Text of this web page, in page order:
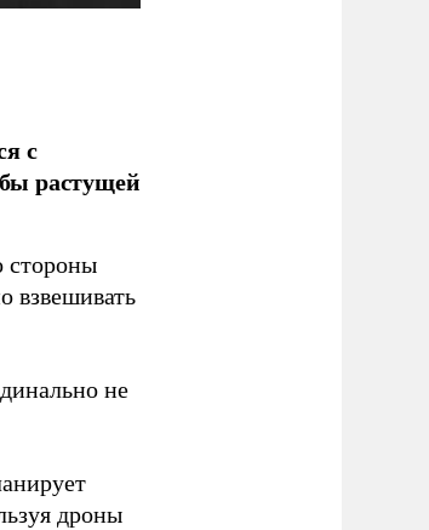
с
растущей
стороны
взвешивать
не
дроны